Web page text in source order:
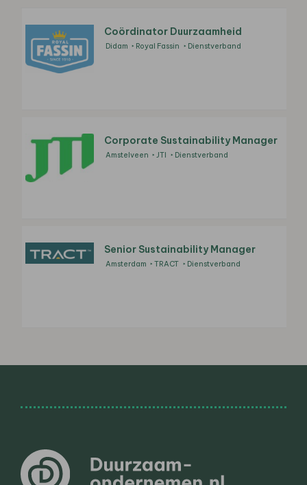
Coördinator Duurzaamheid
Didam Royal Fassin Dienstverband
Corporate Sustainability Manager
Amstelveen JTI Dienstverband
Senior Sustainability Manager
Amsterdam TRACT Dienstverband